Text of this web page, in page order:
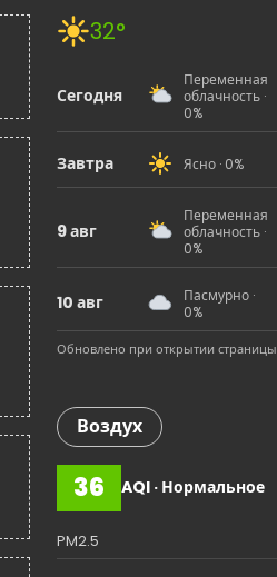
32°
Сегодня
Переменная
облачность ·
0%
Завтра Ясно · 0%
9 авг
Переменная
облачность ·
0%
10 авг
Пасмурно ·
0%
Обновлено при открытии страницы
Воздух
36 AQI · Нормальное
PM2.5